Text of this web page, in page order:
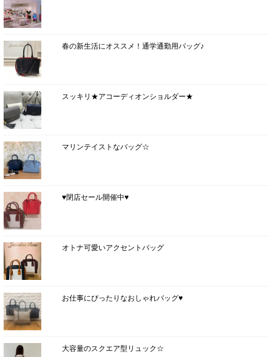
春の新生活にオススメ！通学通勤用バッグ♪
スッキリ★アコーディオンショルダー★
マリンテイストなバッグ☆
♥閉店セール開催中♥
オトナ可愛いアクセントバッグ
お仕事にぴったりなおしゃれバッグ♥
大容量のスクエア型リュック☆